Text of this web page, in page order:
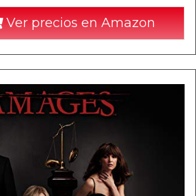
Ver precios en Amazon